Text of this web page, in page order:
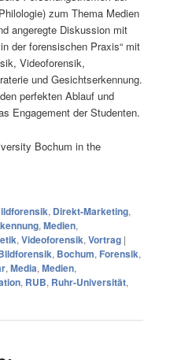
zum Thema Medien
angeregte Diskussion mit
der forensischen Praxis“ mit
Videoforensik,
und Gesichtserkennung.
perfekten Ablauf und
Engagement der Studenten.
Bochum in the
, Direkt-Marketing,
,Medien,
,Videoforensik,Vortrag |
, Bochum, Forensik,
,Media,Medien,
, RUB, Ruhr-Universität,